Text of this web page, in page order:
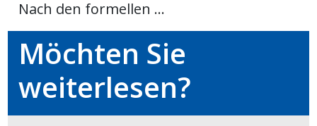
Nach den formellen ...
Möchten Sie
weiterlesen?